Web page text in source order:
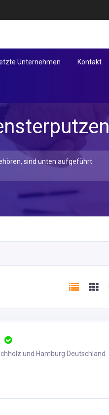
Unternehmen Kontakt
sind unten aufgeführt.
und Hamburg Deutschland